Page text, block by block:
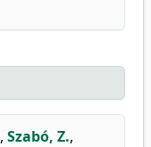
, Szabó, Z.,